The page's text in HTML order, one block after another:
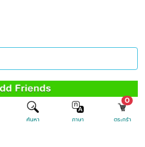
ค้นหา ภาษา
0
ตระกร้า